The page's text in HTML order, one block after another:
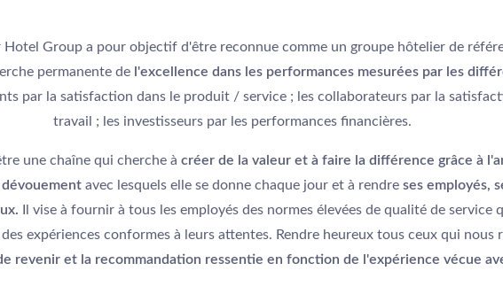
Hotel Group a pour objectif d'être reconnue comme un groupe hôtelier de
permanente de l'excellence dans les performances mesurées par les
par la satisfaction dans le produit / service ; les collaborateurs par la
travail ; les investisseurs par les performances financières.
une chaîne qui cherche à créer de la valeur et à faire la différence grâce à
dévouementavec lesquels elle se donne chaque jour et à rendre ses employés,
Il vise à fournir à tous les employés des normes élevées de qualité de service
expériences conformes à leurs attentes. Rendre heureux tous ceux qui nous
revenir et la recommandation ressentie en fonction de l'expérience vécue